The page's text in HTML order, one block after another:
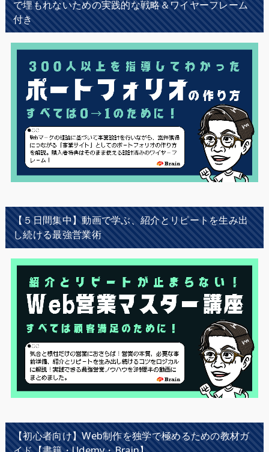
で埋もれないための実践的な戦略＆ワイヤーフレーム
付き
【５日間集中】動画で学ぶ、紹介とリピートを生み出
し続ける最強営業術
【初心者向け】Web制作を独学で極めるための教材ガ